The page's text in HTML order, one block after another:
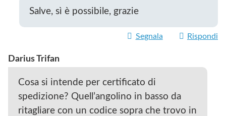
Salve, sì è possibile, grazie
Segnala Rispondi
Darius Trifan
Cosa si intende per certificato di
spedizione? Quell’angolino in basso da
ritagliare con un codice sopra che trovo in